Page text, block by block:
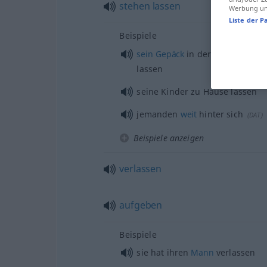
stehen lassen
Beispiele
sein Gepäck in der
lassen
seine Kinder zu Hause lassen
jemanden weit hinter sich (DAT)
Beispiele anzeigen
verlassen
aufgeben
Beispiele
sie hat ihren Mann verlassen
Werbung
Liste der